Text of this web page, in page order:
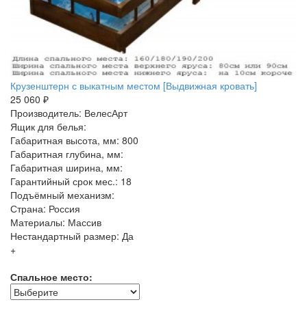
Крузенштерн с выкатным местом [Выдвижная кровать]
25 060 ₽
Производитель: ВелесАрт
Ящик для белья:
Габаритная высота, мм: 800
Габаритная глубина, мм:
Габаритная ширина, мм:
Гарантийный срок мес.: 18
Подъёмный механизм:
Страна: Россия
Материалы: Массив
Нестандартный размер: Да
+
Спальное место: